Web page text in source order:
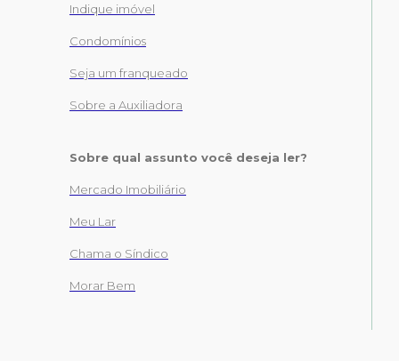
Indique imóvel
Condomínios
Seja um franqueado
Sobre a Auxiliadora
Sobre qual assunto você deseja ler?
Mercado Imobiliário
Meu Lar
Chama o Síndico
Morar Bem